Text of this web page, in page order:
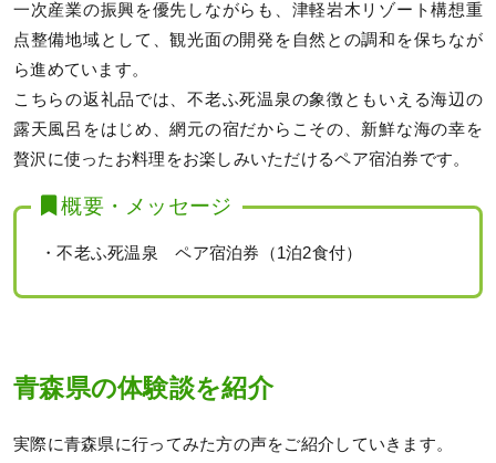
一次産業の振興を優先しながらも、津軽岩木リゾート構想重
点整備地域として、観光面の開発を自然との調和を保ちなが
ら進めています。
こちらの返礼品では、不老ふ死温泉の象徴ともいえる海辺の
露天風呂をはじめ、網元の宿だからこその、新鮮な海の幸を
贅沢に使ったお料理をお楽しみいただけるペア宿泊券です。
概要・メッセージ
・不老ふ死温泉 ペア宿泊券（1泊2食付）
青森県の体験談を紹介
実際に青森県に行ってみた方の声をご紹介していきます。